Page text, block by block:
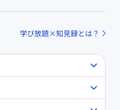
学び放題×知見録とは？